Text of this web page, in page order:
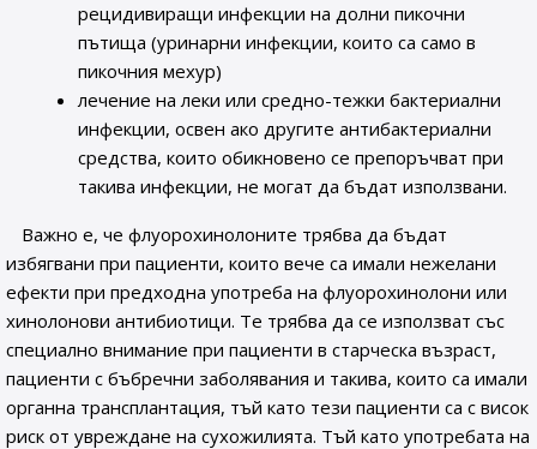
рецидивиращи инфекции на долни пикочни
пътища (уринарни инфекции, които са само в
пикочния мехур)
лечение на леки или средно-тежки бактериални
инфекции, освен ако другите антибактериални
средства, които обикновено се препоръчват при
такива инфекции, не могат да бъдат използвани.
Важно е, че флуорохинолоните трябва да бъдат
избягвани при пациенти, които вече са имали нежелани
ефекти при предходна употреба на флуорохинолони или
хинолонови антибиотици. Те трябва да се използват със
специално внимание при пациенти в старческа възраст,
пациенти с бъбречни заболявания и такива, които са имали
органна трансплантация, тъй като тези пациенти са с висок
риск от увреждане на сухожилията. Тъй като употребата на